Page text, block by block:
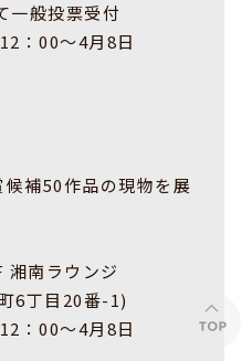
一般投票受付
：00～4月8日
補50作品の現物を展
湘南ラウンジ
6丁目20番-1)
：00～4月8日